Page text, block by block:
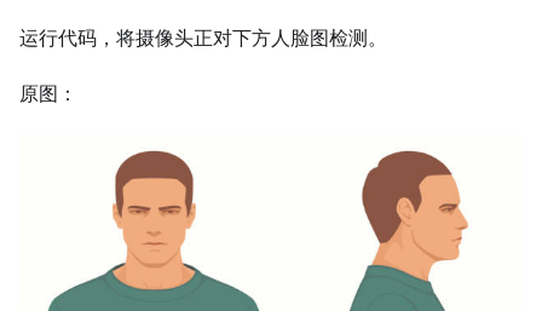
运行代码，将摄像头正对下方人脸图检测。
原图：